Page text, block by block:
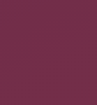
quelques
HP+", il est
soit un PC
leur appli HP
pas Linux),
la